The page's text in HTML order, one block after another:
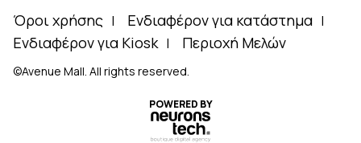
Όροι χρήσης
Ενδιαφέρον για κατάστημα
Ενδιαφέρον για Kiosk
Περιοχή Μελών
©Avenue Mall. All rights reserved.
POWERED BY